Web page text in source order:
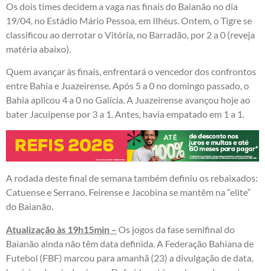
Os dois times decidem a vaga nas finais do Baianão no dia
19/04, no Estádio Mário Pessoa, em Ilhéus. Ontem, o Tigre se
classificou ao derrotar o Vitória, no Barradão, por 2 a 0 (reveja
matéria abaixo).
Quem avançar às finais, enfrentará o vencedor dos confrontos
entre Bahia e Juazeirense. Após 5 a 0 no domingo passado, o
Bahia aplicou 4 a 0 no Galícia. A Juazeirense avançou hoje ao
bater Jacuipense por 3 a 1. Antes, havia empatado em 1 a 1.
A rodada deste final de semana também definiu os rebaixados:
Catuense e Serrano. Feirense e Jacobina se mantêm na “elite”
do Baianão.
Atualização às 19h15min – Os jogos da fase semifinal do
Baianão ainda não têm data definida. A Federação Bahiana de
Futebol (FBF) marcou para amanhã (23) a divulgação de data,